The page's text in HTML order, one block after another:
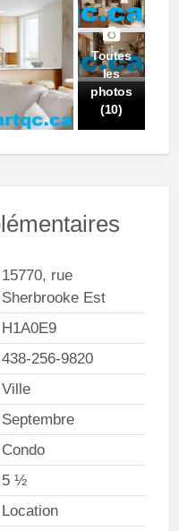
Toutes
les
photos
(10)
15770, rue
Sherbrooke Est
H1A0E9
438-256-9820
Ville
Septembre
Condo
5 ½
Location